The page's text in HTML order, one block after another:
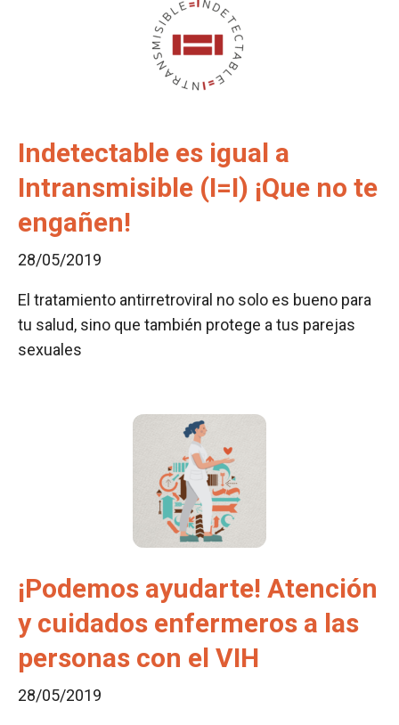
Indetectable es igual a
Intransmisible (I=I) ¡Que no te
engañen!
28/05/2019
El tratamiento antirretroviral no solo es bueno para
tu salud, sino que también protege a tus parejas
sexuales
¡Podemos ayudarte! Atención
y cuidados enfermeros a las
personas con el VIH
28/05/2019